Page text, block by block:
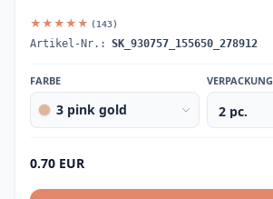
★★★★★ (143)
Artikel-Nr.: SK_930757_155650_278912
FARBE
3 pink gold
VERPACKUNG
0.70 EUR